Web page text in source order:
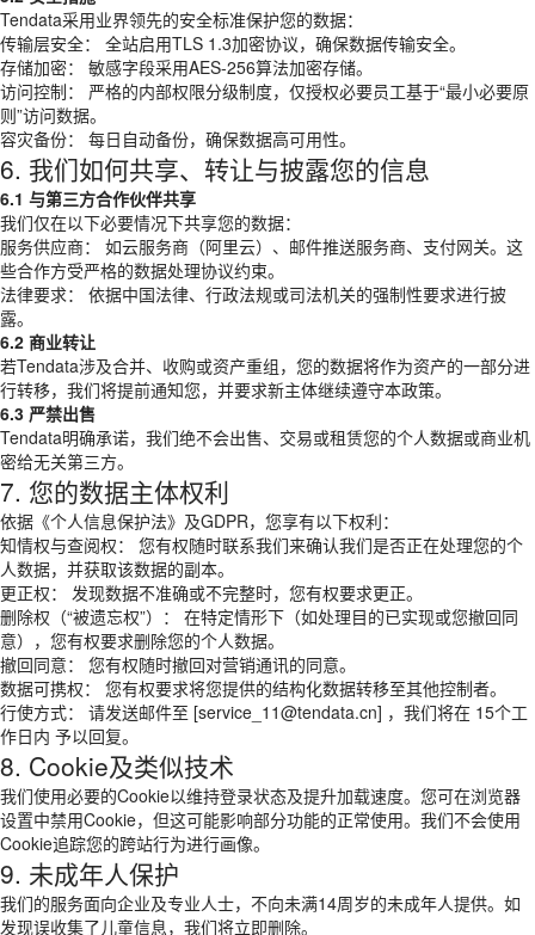
Tendata采用业界领先的安全标准保护您的数据：
传输层安全： 全站启用TLS 1.3加密协议，确保数据传输安全。
存储加密： 敏感字段采用AES-256算法加密存储。
访问控制： 严格的内部权限分级制度，仅授权必要员工基于“最小必要原
则”访问数据。
容灾备份： 每日自动备份，确保数据高可用性。
6. 我们如何共享、转让与披露您的信息
6.1 与第三方合作伙伴共享
我们仅在以下必要情况下共享您的数据：
服务供应商： 如云服务商（阿里云）、邮件推送服务商、支付网关。这
些合作方受严格的数据处理协议约束。
法律要求： 依据中国法律、行政法规或司法机关的强制性要求进行披
露。
6.2 商业转让
若Tendata涉及合并、收购或资产重组，您的数据将作为资产的一部分进
行转移，我们将提前通知您，并要求新主体继续遵守本政策。
6.3 严禁出售
Tendata明确承诺，我们绝不会出售、交易或租赁您的个人数据或商业机
密给无关第三方。
7. 您的数据主体权利
依据《个人信息保护法》及GDPR，您享有以下权利：
知情权与查阅权： 您有权随时联系我们来确认我们是否正在处理您的个
人数据，并获取该数据的副本。
更正权： 发现数据不准确或不完整时，您有权要求更正。
删除权（“被遗忘权”）： 在特定情形下（如处理目的已实现或您撤回同
意），您有权要求删除您的个人数据。
撤回同意： 您有权随时撤回对营销通讯的同意。
数据可携权： 您有权要求将您提供的结构化数据转移至其他控制者。
行使方式： 请发送邮件至 [service_11@tendata.cn] ，我们将在 15个工
作日内 予以回复。
8. Cookie及类似技术
我们使用必要的Cookie以维持登录状态及提升加载速度。您可在浏览器
设置中禁用Cookie，但这可能影响部分功能的正常使用。我们不会使用
Cookie追踪您的跨站行为进行画像。
9. 未成年人保护
我们的服务面向企业及专业人士，不向未满14周岁的未成年人提供。如
发现误收集了儿童信息，我们将立即删除。